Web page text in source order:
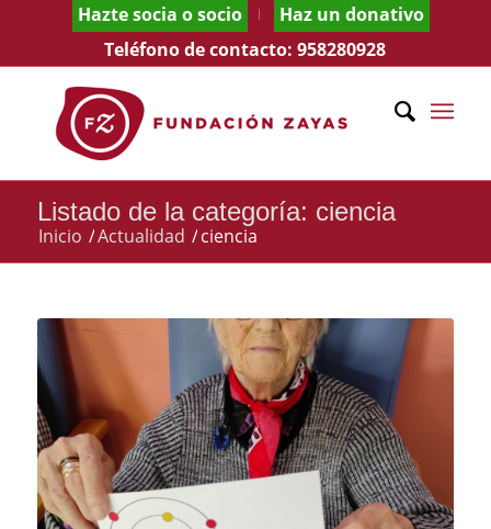
Hazte socia o socio
Haz un donativo
Teléfono de contacto:958280928
Listado de la categoría: ciencia
Inicio /Actualidad /ciencia